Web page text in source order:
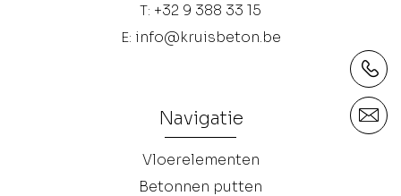
T: +32 9 388 33 15
E: info@kruisbeton.be
Navigatie
Vloerelementen
Betonnen putten